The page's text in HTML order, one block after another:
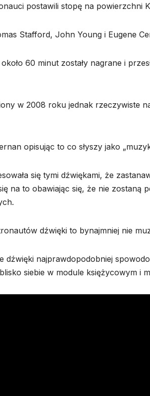
postawili stopę na powierzchni
Stafford, John Young i Eugene
60 minut zostały nagrane i
w 2008 roku jednak rzeczywiste
opisując to co słyszy jako
się tymi dźwiękami, że
na to obawiając się, że nie zostaną
dźwięki to bynajmniej nie
najprawdopodobniej
siebie w module księżycowym i